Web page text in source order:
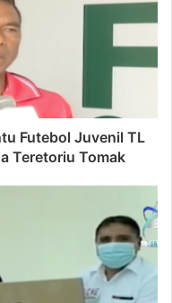
Futebol Juvenil TL
Teretoriu Tomak